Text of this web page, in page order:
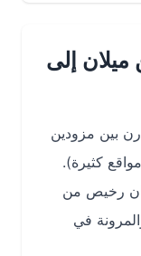
إلى
مزودين
من
في